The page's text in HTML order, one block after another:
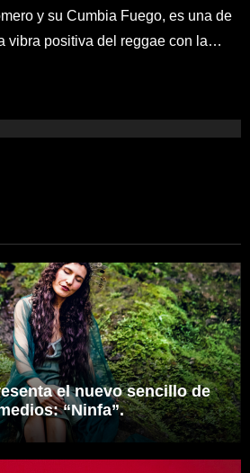
y su Cumbia Fuego, es una de
vibra positiva del reggae con la…
el nuevo sencillo de
“Ninfa”.